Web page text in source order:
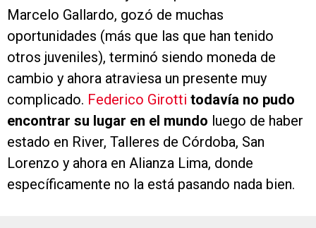
Marcelo Gallardo, gozó de muchas
oportunidades (más que las que han tenido
otros juveniles), terminó siendo moneda de
cambio y ahora atraviesa un presente muy
complicado. Federico Girotti todavía no pudo
encontrar su lugar en el mundo luego de haber
estado en River, Talleres de Córdoba, San
Lorenzo y ahora en Alianza Lima, donde
específicamente no la está pasando nada bien.